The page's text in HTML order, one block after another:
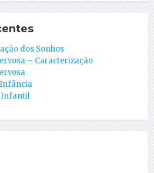
dos Sonhos
– Caracterização
Infantil